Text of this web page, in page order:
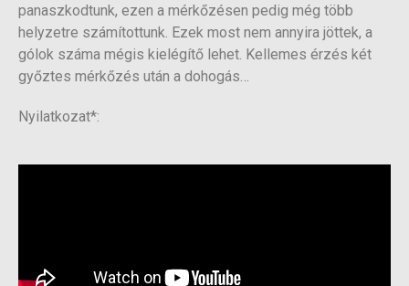
panaszkodtunk, ezen a mérkőzésen pedig még több
helyzetre számítottunk. Ezek most nem annyira jöttek, a
gólok száma mégis kielégítő lehet. Kellemes érzés két
győztes mérkőzés után a dohogás…
Nyilatkozat*: